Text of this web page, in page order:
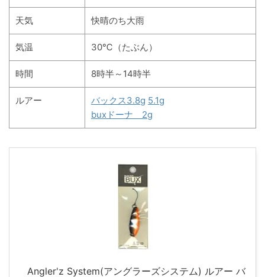
天気 快晴のち大雨
気温 30℃（たぶん）
時間 8時半～14時半
ルアー バックス3.8g 5.1g
buxドーナ 2g
Angler'z System(アングラーズシステム) ルアー バ